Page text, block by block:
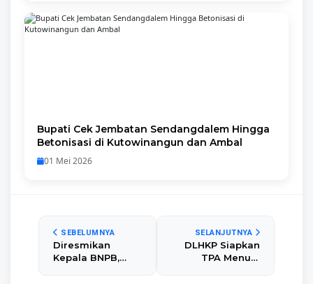
Bupati Cek Jembatan Sendangdalem Hingga
Betonisasi di Kutowinangun dan Ambal
01 Mei 2026
SEBELUMNYA
Diresmikan
Kepala BNPB,
SELANJUTNYA
DLHKP Siapkan
TPA Menuju